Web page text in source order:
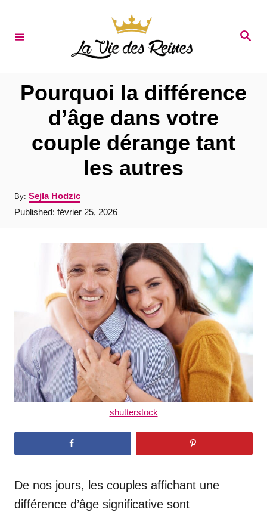
S
Pourquoi la différence
d’âge dans votre
couple dérange tant
les autres
By: A
u
t
Sejla Hodzic
P
Published: février 25, 2026
shutterstock
De nos jours, les couples affichant une
différence d’âge significative sont